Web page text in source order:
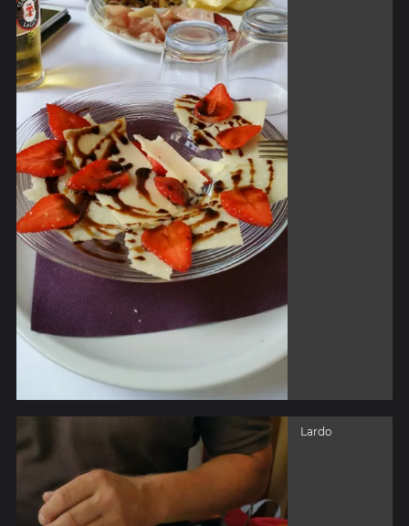
Lardo